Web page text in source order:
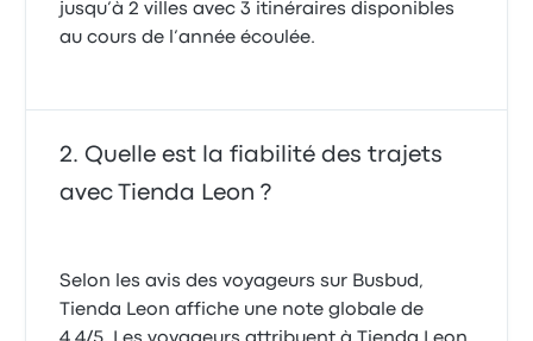
jusqu’à 2 villes avec 3 itinéraires disponibles
au cours de l’année écoulée.
Quelle est la fiabilité des trajets
avec Tienda Leon ?
Selon les avis des voyageurs sur Busbud,
Tienda Leon affiche une note globale de